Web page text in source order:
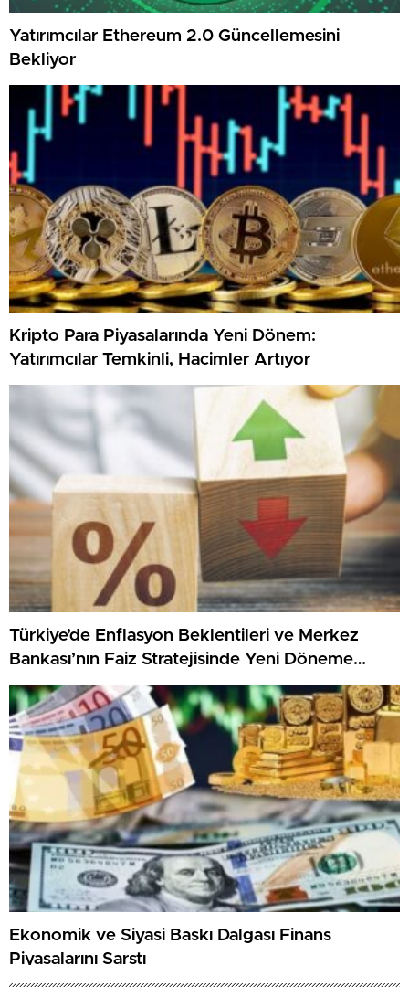
Yatırımcılar Ethereum 2.0 Güncellemesini
Bekliyor
Kripto Para Piyasalarında Yeni Dönem:
Yatırımcılar Temkinli, Hacimler Artıyor
Türkiye’de Enflasyon Beklentileri ve Merkez
Bankası’nın Faiz Stratejisinde Yeni Döneme
Giriliyor
Ekonomik ve Siyasi Baskı Dalgası Finans
Piyasalarını Sarstı